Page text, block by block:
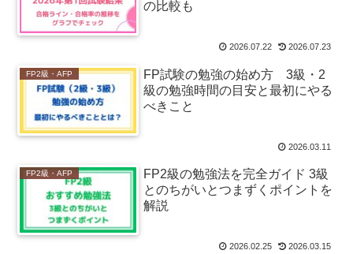
の比較も
2026.07.22 2026.07.23
FP2級・AFP
FP試験の勉強の始め方 3級・2
級の勉強時間の目安と最初にやる
べきこと
2026.03.11
FP2級・AFP
FP2級の勉強法を完全ガイド 3級
とのちがいとつまずくポイントを
解説
2026.02.25 2026.03.15